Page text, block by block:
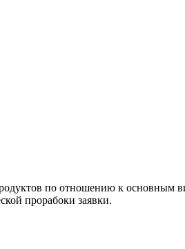
по отношению к основным
прорабоки заявки.